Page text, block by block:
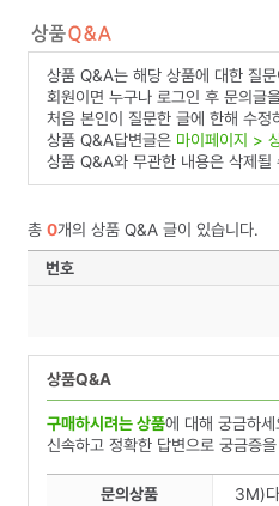
상품 Q&A는 해당 상품에 대한 질
회원이면 누구나 로그인 후 문의글
처음 본인이 질문한 글에 한해 수
상품 Q&A답변글은 마이페이지 >
상품 Q&A와 무관한 내용은 삭제될
총 0개의 상품 Q&A 글이 있습니다.
번호
상품Q&A
구매하시려는 상품에 대해 궁금하세
신속하고 정확한 답변으로 궁금증
문의상품 3M)